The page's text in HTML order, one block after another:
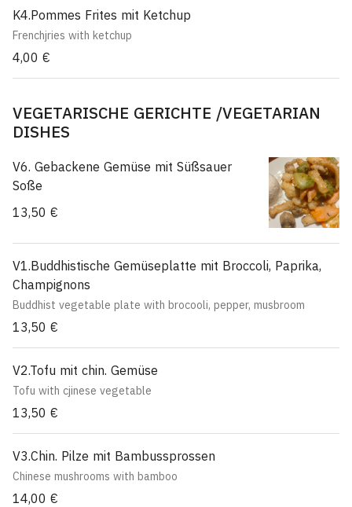
K4.Pommes Frites mit Ketchup
Frenchjries with ketchup
4,00 €
VEGETARISCHE GERICHTE /VEGETARIAN
DISHES
V6. Gebackene Gemüse mit Süßsauer
Soße
13,50 €
V1.Buddhistische Gemüseplatte mit Broccoli, Paprika,
Champignons
Buddhist vegetable plate with brocooli, pepper, musbroom
13,50 €
V2.Tofu mit chin. Gemüse
Tofu with cjinese vegetable
13,50 €
V3.Chin. Pilze mit Bambussprossen
Chinese mushrooms with bamboo
14,00 €